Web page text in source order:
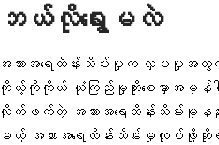
ဘယ်လိုရွေးမလဲ
အသားအရေထိန်းသိမ်းမှုက လှပမှုအတွ
ကိုယ့်ကိုကိုယ် ယုံကြည်မှုတိုးစေမှာအမှန်ပ
လိုက်ဖက်တဲ့ အသားအရေထိန်းသိမ်းမှုန
မယ့် အသားအရေထိန်းသိမ်းမှုလုပ်ဖို့